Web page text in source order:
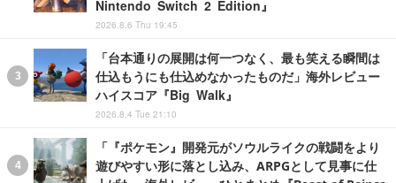
Nintendo Switch 2 Edition』
2026.8.6 Thu 19:45
「台本通りの展開は何一つなく、最も笑える瞬間は
仕込もうにも仕込めなかったものだ」海外レビュー
ハイスコア『Big Walk』
2026.8.4 Tue 21:10
「『ポケモン』開発元がソウルライクの戦闘をより
遊びやすい形に落とし込み、ARPGとして見事に仕